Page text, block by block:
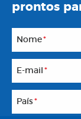
prontos
Nome*
E-mail *
País *